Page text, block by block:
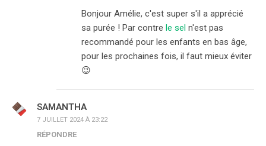
Bonjour Amélie, c'est super s'il a apprécié
sa purée ! Par contre le sel n'est pas
recommandé pour les enfants en bas âge,
pour les prochaines fois, il faut mieux éviter
😉
SAMANTHA
7 JUILLET 2024 À 23:22
RÉPONDRE